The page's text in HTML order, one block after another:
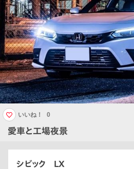
愛車と工場夜景
いいね！ 0
シビック LX